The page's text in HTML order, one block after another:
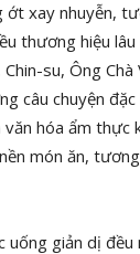
xay nhuyễn,
thương hiệu lâu
su, Ông
câu chuyện
hóa ẩm thực
món ăn,
uống giản dị đều